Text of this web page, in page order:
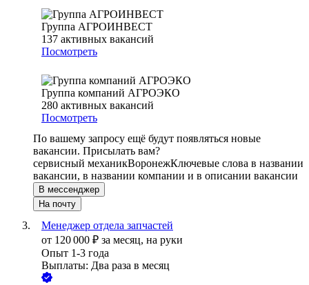
Группа АГРОИНВЕСТ
137 активных вакансий
Посмотреть
Группа компаний АГРОЭКО
280 активных вакансий
Посмотреть
По вашему запросу ещё будут появляться новые
вакансии. Присылать вам?
сервисный механикВоронежКлючевые слова в названии
вакансии, в названии компании и в описании вакансии
В мессенджер
На почту
Менеджер отдела запчастей
от 120 000 ₽ за месяц, на руки
Опыт 1-3 года
Выплаты: Два раза в месяц